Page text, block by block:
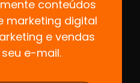
conteúdos
marketing digital
e vendas
e-mail.